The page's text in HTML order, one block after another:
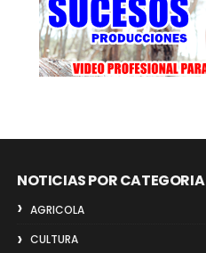
NOTICIAS POR CATEGORIA
AGRICOLA
CULTURA